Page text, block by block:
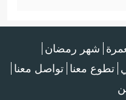
شهر رمضان
تطوع معنا تواصل معنا